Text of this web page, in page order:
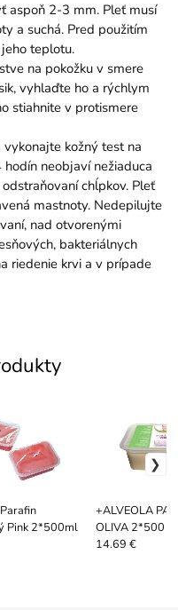
aspoň 2-3 mm. Pleť musí
a suchá. Pred použitím
teplotu.
na pokožku v smere
vyhlaďte ho a rýchlym
stiahnite v protismere
kožný test na
neobjaví nežiaduca
chĺpkov. Pleť
mastnoty. Nedepilujte
nad otvorenými
bakteriálnych
riedenie krvi a v prípade
Pink 2*500ml
+ALVEOLA
OLIVA 2*500
14.69 €